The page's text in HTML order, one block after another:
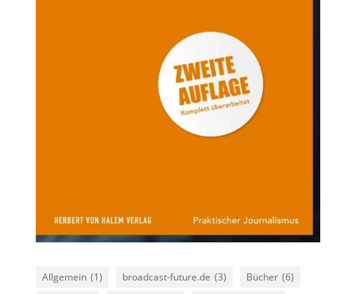
Allgemein (1) broadcast-future.de (3) Bücher (6)